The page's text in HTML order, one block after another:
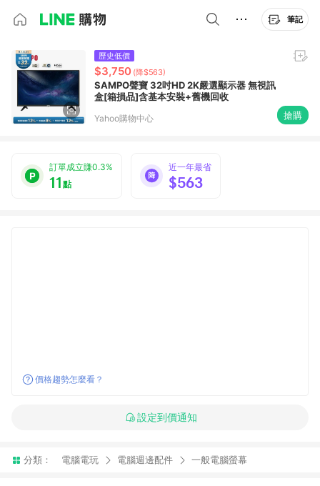
筆記
歷史低價
$3,750 (降$563)
SAMPO聲寶 32吋HD 2K嚴選顯示器 無視訊
盒[箱損品]含基本安裝+舊機回收
Yahoo購物中心 搶購
訂單成立賺0.3%
11點
近一年最省
$563
價格趨勢怎麼看？
設定到價通知
分類： 電腦電玩 電腦週邊配件 一般電腦螢幕